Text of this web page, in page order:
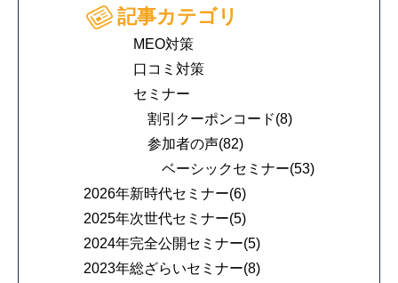
記事カテゴリ
MEO対策
口コミ対策
セミナー
割引クーポンコード(8)
参加者の声(82)
ベーシックセミナー(53)
2026年新時代セミナー(6)
2025年次世代セミナー(5)
2024年完全公開セミナー(5)
2023年総ざらいセミナー(8)